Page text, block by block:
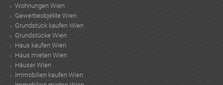
Wohnungen Wien
Gewerbeobjekte Wien
Grundstück kaufen Wien
Grundstücke Wien
Haus kaufen Wien
Haus mieten Wien
Häuser Wien
Immobilien kaufen Wien